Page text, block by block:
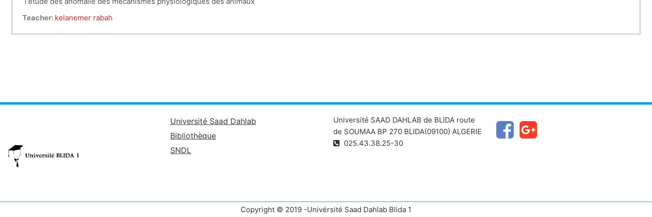
Teacher: kelanemer rabah
Université Saad Dahlab
Bibliothèque
SNDL
Université SAAD DAHLAB de BLIDA route
de SOUMAA BP 270 BLIDA(09100) ALGERIE
025.43.38.25-30
Copyright © 2019 -Univérsité Saad Dahlab Blida 1